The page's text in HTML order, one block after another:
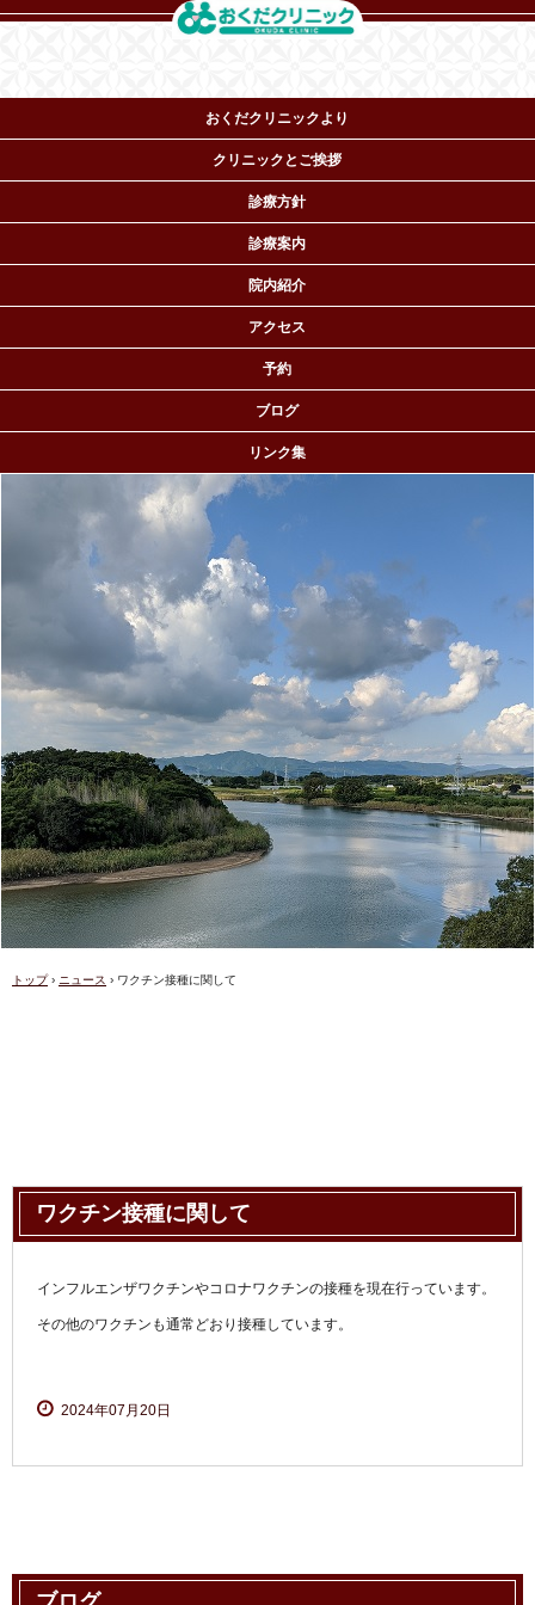
おくだクリニック ペインクリニック専門医・麻酔科機構
専門医
〒536-0022 大阪市城東区
おくだクリニックより
クリニックとご挨拶
診療方針
診療案内
院内紹介
アクセス
予約
ブログ
リンク集
トップ › ニュース › ワクチン接種に関して
ワクチン接種に関して
インフルエンザワクチンやコロナワクチンの接種を現在行っています。
その他のワクチンも通常どおり接種しています。
2024年07月20日